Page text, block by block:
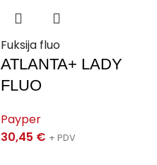
Fuksija fluo
ATLANTA+ LADY
FLUO
Payper
30,45 € + PDV